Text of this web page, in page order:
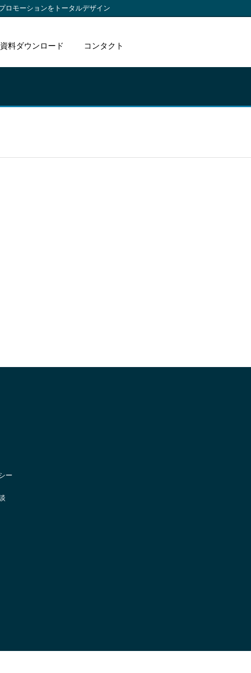
ロモーションをトータルデザイン
資料ダウンロード コンタクト
ー